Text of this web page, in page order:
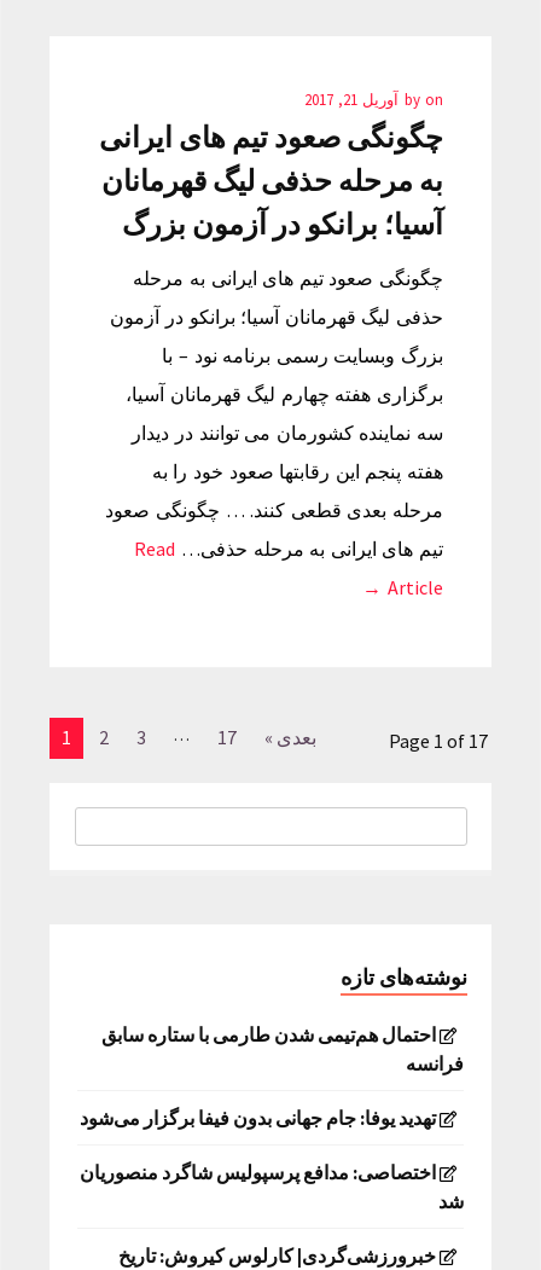
by on آوریل 21, 2017
چگونگی صعود تیم های ایرانی
به مرحله حذفی لیگ قهرمانان
آسیا؛ برانکو در آزمون بزرگ
چگونگی صعود تیم های ایرانی به مرحله
حذفی لیگ قهرمانان آسیا؛ برانکو در آزمون
بزرگ وبسایت رسمی برنامه نود – با
برگزاری هفته چهارم لیگ قهرمانان آسیا،
سه نماینده کشورمان می توانند در دیدار
هفته پنجم این رقابتها صعود خود را به
مرحله بعدی قطعی کنند. … چگونگی صعود
تیم های ایرانی به مرحله حذفی… Read
Article →
1 2 3 … 17 بعدی » Page 1 of 17
نوشته‌های تازه
احتمال هم‌تیمی شدن طارمی با ستاره سابق
فرانسه
تهدید یوفا: جام جهانی بدون فیفا برگزار می‌شود
اختصاصی: مدافع پرسپولیس شاگرد منصوریان
شد
خبرورزشی‌گردی| کارلوس کیروش: تاریخ